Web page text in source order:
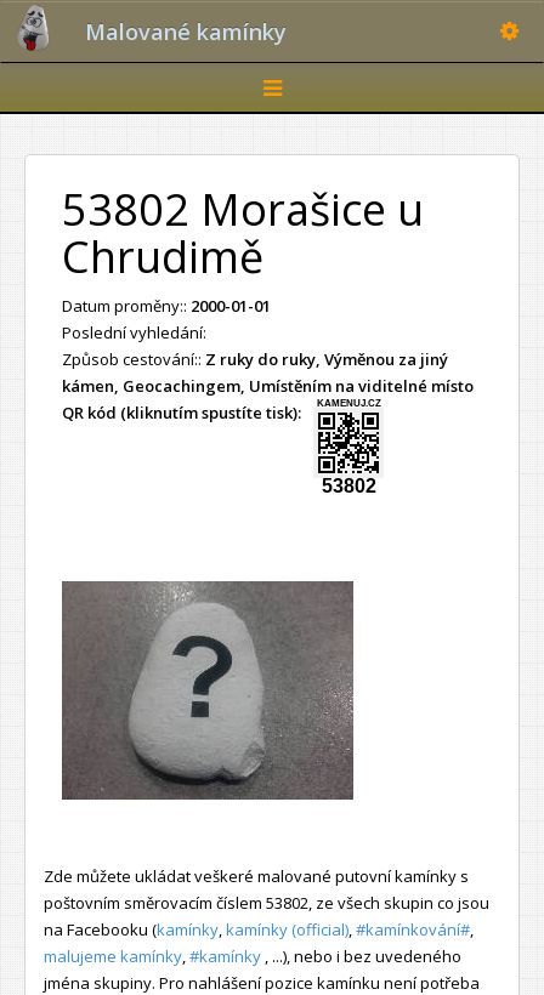
Malované kamínky
Toggle
navigation
53802 Morašice u
Chrudimě
Datum proměny:: 2000-01-01
Poslední vyhledání:
Způsob cestování:: Z ruky do ruky, Výměnou za jiný
kámen, Geocachingem, Umístěním na viditelné místo
QR kód (kliknutím spustíte tisk):
KAMENUJ.CZ
53802
Zde můžete ukládat veškeré malované putovní kamínky s
poštovním směrovacím číslem 53802, ze všech skupin co jsou
na Facebooku (kamínky kamínky (official) #kamínkování#
malujeme kamínky #kamínky , ...), nebo i bez uvedeného
jména skupiny. Pro nahlášení pozice kamínku není potřeba